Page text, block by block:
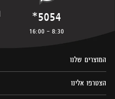
*5054
8:30 - 16:00
המוצרים שלנו
הצטרפו אלינו